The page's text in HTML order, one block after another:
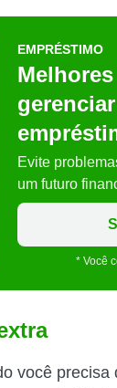
EMPRÉSTIMO
Evite
um futuro
* Você
você